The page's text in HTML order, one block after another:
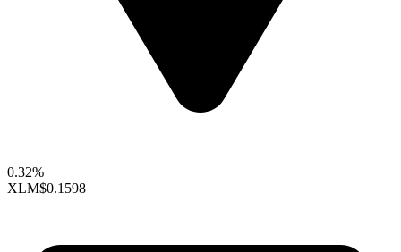
0.32%
XLM$0.1598